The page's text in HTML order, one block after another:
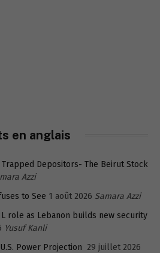
en anglais
Trapped Depositors- The Beirut Stock
Azzi
to See 1 août 2026 Samara Azzi
role as Lebanon builds new security
Yusuf Kanli
Power Projection 29 juillet 2026